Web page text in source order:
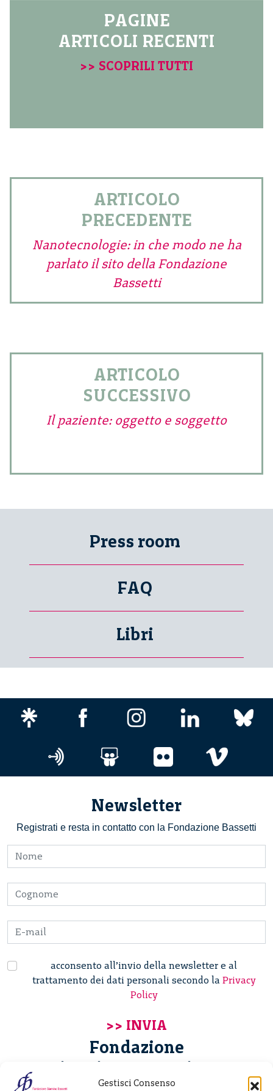
Gestisci Consenso
PAGINE
ARTICOLI RECENTI
>> SCOPRILI TUTTI
ARTICOLO
PRECEDENTE
Nanotecnologie: in che modo ne ha
parlato il sito della Fondazione
Bassetti
ARTICOLO
SUCCESSIVO
Il paziente: oggetto e soggetto
Press room
FAQ
Libri
Newsletter
Registrati e resta in contatto con la Fondazione Bassetti
acconsento all’invio della newsletter e al
trattamento dei dati personali secondo la Privacy
Policy
Fondazione
Giannino Bassetti ETS